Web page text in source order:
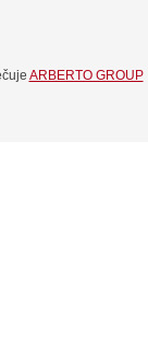
ARBERTO GROUP